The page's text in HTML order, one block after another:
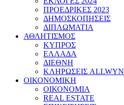
ΠΡΟΕΔΡΙΚΕΣ 2023
ΔΗΜΟΣΚΟΠΗΣΕΙΣ
ΔΙΠΛΩΜΑΤΙΑ
ΑΘΛΗΤΙΣΜΟΣ
ΚΥΠΡΟΣ
ΕΛΛΑΔΑ
ΔΙΕΘΝΗ
ΚΛΗΡΩΣΕΙΣ ALLWYN
ΟΙΚΟΝΟΜΙΚΗ
ΟΙΚΟΝΟΜΙΑ
REAL ESTATE